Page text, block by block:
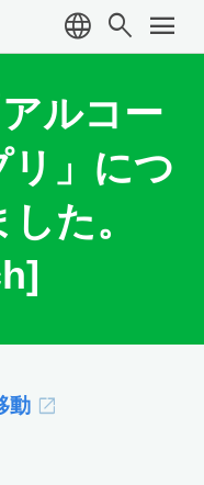
language search menu
ルコー
リ」につ
た。
動